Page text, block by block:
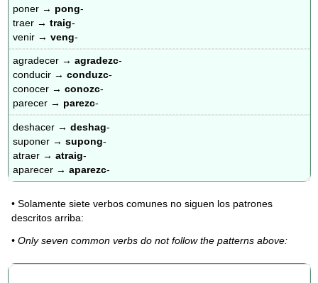
poner → pong-
traer →traig-
venir →veng-
agradecer →agradezc-
conducir →conduzc-
conocer →conozc-
parecer → parezc-
deshacer →deshag-
suponer →supong-
atraer →atraig-
aparecer →aparezc-
• Solamente siete verbos comunes no siguen los patrones
descritos arriba:
• Only seven common verbs do not follow the patterns above: